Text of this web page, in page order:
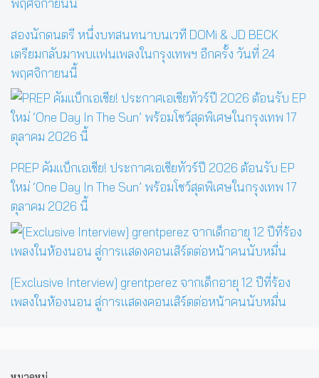
สองนักดนตรี หนึ่งบทสนทนาบนเวที DOMi & JD BECK
เตรียมกลับมาพบแฟนเพลงในกรุงเทพฯ อีกครั้ง วันที่ 24
พฤศจิกายนนี้
PREP คัมแบ็กเอเชีย! ประกาศเอเชียทัวร์ปี 2026 ต้อนรับ EP
ใหม่ ‘One Day In The Sun’ พร้อมโชว์สุดพิเศษในกรุงเทพ 17
ตุลาคม 2026 นี้
[Exclusive Interview] grentperez จากเด็กอายุ 12 ปีที่ร้อง
เพลงในห้องนอน สู่การแสดงคอนเสิร์ตต่อหน้าคนนับหมื่น